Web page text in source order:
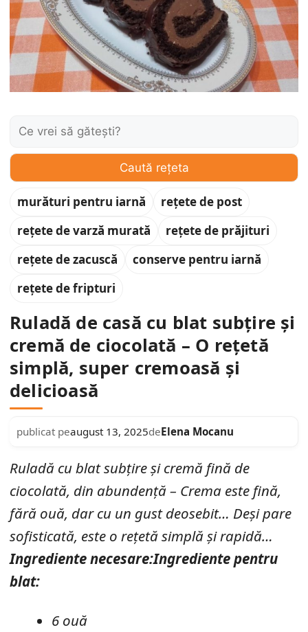
Caută:
Caută rețeta
murături pentru iarnă
rețete de post
rețete de varză murată
rețete de prăjituri
rețete de zacuscă
conserve pentru iarnă
rețete de fripturi
Ruladă de casă cu blat subțire și
cremă de ciocolată – O rețetă
simplă, super cremoasă și
delicioasă
publicat peaugust 13, 2025deElena Mocanu
Ruladă cu blat subțire și cremă fină de
ciocolată, din abundență – Crema este fină,
fără ouă, dar cu un gust deosebit… Deși pare
sofisticată, este o rețetă simplă și rapidă…
Ingrediente necesare:Ingrediente pentru
blat:
6 ouă